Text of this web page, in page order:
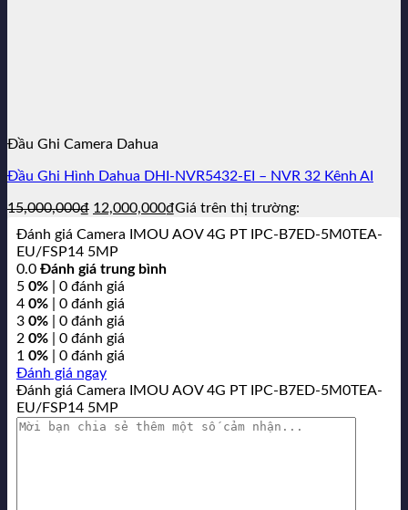
Đầu Ghi Camera Dahua
Đầu Ghi Hình Dahua DHI-NVR5432-EI – NVR 32 Kênh AI
15,000,000₫ Giá
là:
15,000,000₫.
12,000,000₫Giá
tại
Giá trên thị trường:
Đánh giá Camera IMOU AOV 4G PT IPC-B7ED-5M0TEA-
EU/FSP14 5MP
0.0 Đánh giá trung bình
5 0% | 0 đánh giá
4 0% | 0 đánh giá
3 0% | 0 đánh giá
2 0% | 0 đánh giá
1 0% | 0 đánh giá
Đánh giá ngay
Đánh giá Camera IMOU AOV 4G PT IPC-B7ED-5M0TEA-
EU/FSP14 5MP